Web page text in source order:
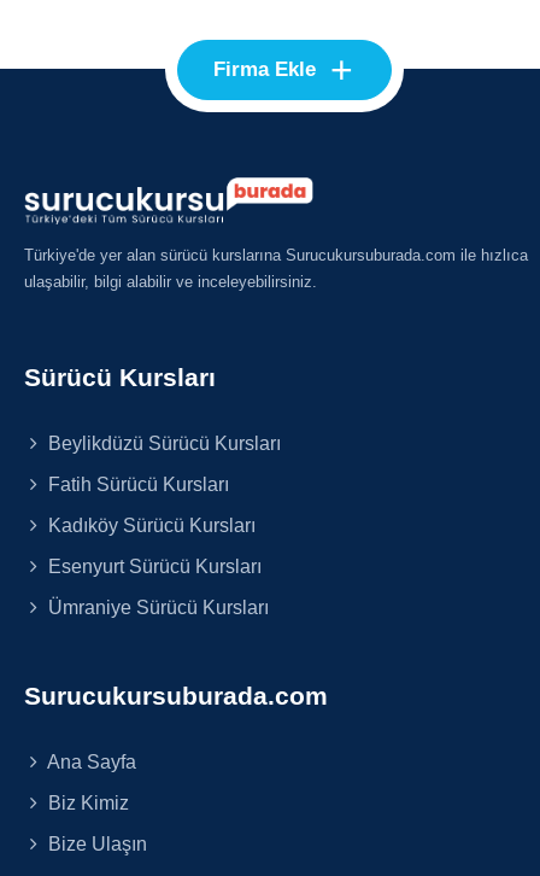
Firma Ekle +
Türkiye'de yer alan sürücü kurslarına Surucukursuburada.com ile hızlıca
ulaşabilir, bilgi alabilir ve inceleyebilirsiniz.
Sürücü Kursları
Beylikdüzü Sürücü Kursları
Fatih Sürücü Kursları
Kadıköy Sürücü Kursları
Esenyurt Sürücü Kursları
Ümraniye Sürücü Kursları
Surucukursuburada.com
Ana Sayfa
Biz Kimiz
Bize Ulaşın